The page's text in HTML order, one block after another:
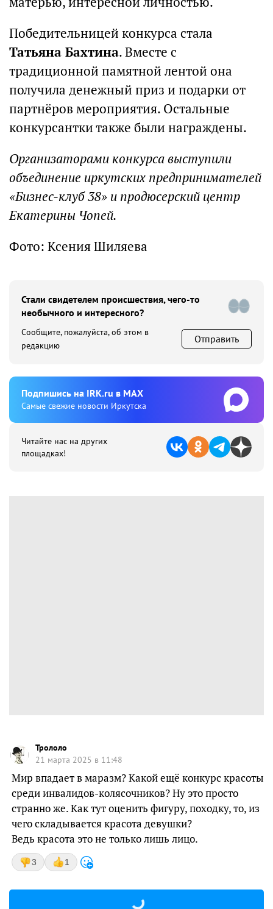
Победительницей конкурса стала
Татьяна Бахтина. Вместе с
традиционной памятной лентой она
получила денежный приз и подарки от
партнёров мероприятия. Остальные
конкурсантки также были награждены.
Организаторами конкурса выступили
объединение иркутских предпринимателей
«Бизнес-клуб 38» и продюсерский центр
Екатерины Чопей.
Фото: Ксения Шиляева
Стали свидетелем происшествия, чего-то
необычного и интересного?
Сообщите, пожалуйста, об этом в
редакцию
Отправить
Подпишиcь на IRK.ru в MAX
Cамые свежие новости Иркутска
Читайте нас на других
площадках!
Трололо
21 марта 2025 в 11:48
Мир впадает в маразм? Какой ещё конкурс красоты
среди инвалидов-колясочников? Ну это просто
странно же. Как тут оценить фигуру, походку, то, из
чего складывается красота девушки?
Ведь красота это не только лишь лицо.
3 1